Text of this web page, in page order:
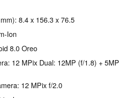
8.4 x 156.3 x 76.5
Ion
8.0 Oreo
12 MPix Dual: 12MP (f/1.8) + 5MP
12 MPix f/2.0